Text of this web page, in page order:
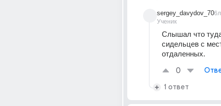
sergey_davydov_70
Ученик
Слышал что
сидельцев с
отдаленных.
0
1 ответ